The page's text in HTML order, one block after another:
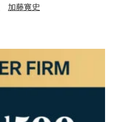
加藤寛史